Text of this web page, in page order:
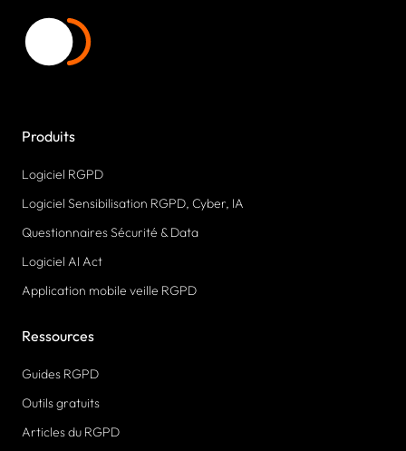
Produits
Logiciel RGPD
Logiciel Sensibilisation RGPD, Cyber, IA
Questionnaires Sécurité & Data
Logiciel AI Act
Application mobile veille RGPD
Ressources
Guides RGPD
Outils gratuits
Articles du RGPD